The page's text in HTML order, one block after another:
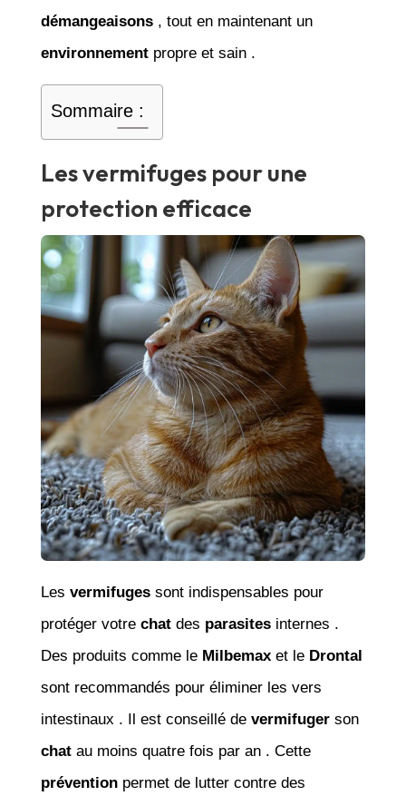
démangeaisons, tout en maintenant un
environnementpropre et sain .
Sommaire :
Les vermifuges pour une
protection efficace
Les vermifugessont indispensables pour
protéger votre chatdes parasitesinternes .
Des produits comme le Milbemaxet le Drontal
sont recommandés pour éliminer les vers
intestinaux . Il est conseillé de vermifugerson
chatau moins quatre fois par an . Cette
préventionpermet de lutter contre des